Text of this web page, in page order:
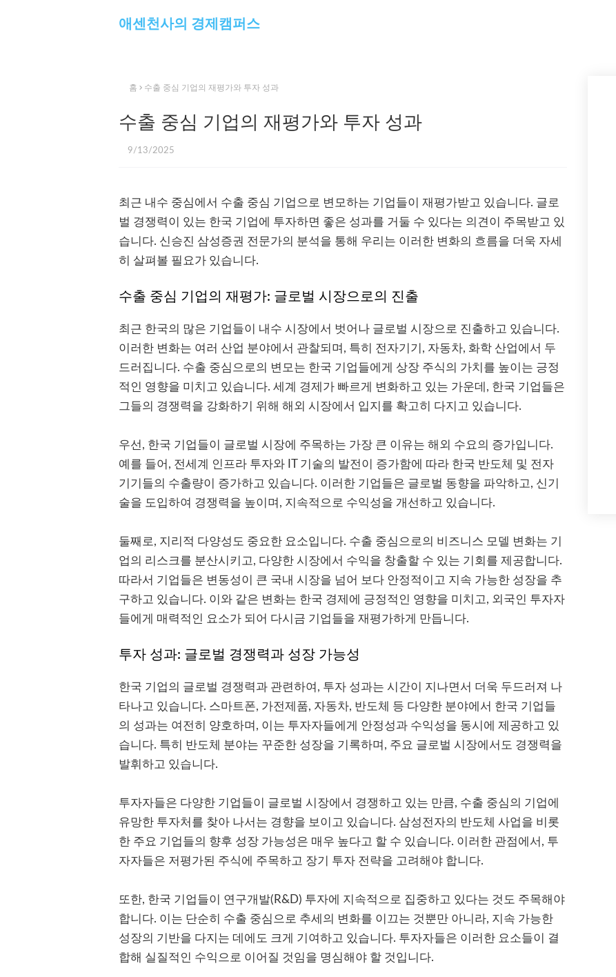
애센천사의 경제캠퍼스
홈 수출 중심 기업의 재평가와 투자 성과
수출 중심 기업의 재평가와 투자 성과
9/13/2025
최근 내수 중심에서 수출 중심 기업으로 변모하는 기업들이 재평가받고 있습니다. 글로
벌 경쟁력이 있는 한국 기업에 투자하면 좋은 성과를 거둘 수 있다는 의견이 주목받고 있
습니다. 신승진 삼성증권 전문가의 분석을 통해 우리는 이러한 변화의 흐름을 더욱 자세
히 살펴볼 필요가 있습니다.
수출 중심 기업의 재평가: 글로벌 시장으로의 진출
최근 한국의 많은 기업들이 내수 시장에서 벗어나 글로벌 시장으로 진출하고 있습니다.
이러한 변화는 여러 산업 분야에서 관찰되며, 특히 전자기기, 자동차, 화학 산업에서 두
드러집니다. 수출 중심으로의 변모는 한국 기업들에게 상장 주식의 가치를 높이는 긍정
적인 영향을 미치고 있습니다. 세계 경제가 빠르게 변화하고 있는 가운데, 한국 기업들은
그들의 경쟁력을 강화하기 위해 해외 시장에서 입지를 확고히 다지고 있습니다.
우선, 한국 기업들이 글로벌 시장에 주목하는 가장 큰 이유는 해외 수요의 증가입니다.
예를 들어, 전세계 인프라 투자와 IT 기술의 발전이 증가함에 따라 한국 반도체 및 전자
기기들의 수출량이 증가하고 있습니다. 이러한 기업들은 글로벌 동향을 파악하고, 신기
술을 도입하여 경쟁력을 높이며, 지속적으로 수익성을 개선하고 있습니다.
둘째로, 지리적 다양성도 중요한 요소입니다. 수출 중심으로의 비즈니스 모델 변화는 기
업의 리스크를 분산시키고, 다양한 시장에서 수익을 창출할 수 있는 기회를 제공합니다.
따라서 기업들은 변동성이 큰 국내 시장을 넘어 보다 안정적이고 지속 가능한 성장을 추
구하고 있습니다. 이와 같은 변화는 한국 경제에 긍정적인 영향을 미치고, 외국인 투자자
들에게 매력적인 요소가 되어 다시금 기업들을 재평가하게 만듭니다.
투자 성과: 글로벌 경쟁력과 성장 가능성
한국 기업의 글로벌 경쟁력과 관련하여, 투자 성과는 시간이 지나면서 더욱 두드러져 나
타나고 있습니다. 스마트폰, 가전제품, 자동차, 반도체 등 다양한 분야에서 한국 기업들
의 성과는 여전히 양호하며, 이는 투자자들에게 안정성과 수익성을 동시에 제공하고 있
습니다. 특히 반도체 분야는 꾸준한 성장을 기록하며, 주요 글로벌 시장에서도 경쟁력을
발휘하고 있습니다.
투자자들은 다양한 기업들이 글로벌 시장에서 경쟁하고 있는 만큼, 수출 중심의 기업에
유망한 투자처를 찾아 나서는 경향을 보이고 있습니다. 삼성전자의 반도체 사업을 비롯
한 주요 기업들의 향후 성장 가능성은 매우 높다고 할 수 있습니다. 이러한 관점에서, 투
자자들은 저평가된 주식에 주목하고 장기 투자 전략을 고려해야 합니다.
또한, 한국 기업들이 연구개발(R&D) 투자에 지속적으로 집중하고 있다는 것도 주목해야
합니다. 이는 단순히 수출 중심으로 추세의 변화를 이끄는 것뿐만 아니라, 지속 가능한
성장의 기반을 다지는 데에도 크게 기여하고 있습니다. 투자자들은 이러한 요소들이 결
합해 실질적인 수익으로 이어질 것임을 명심해야 할 것입니다.